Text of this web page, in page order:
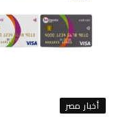
أخبار مصر